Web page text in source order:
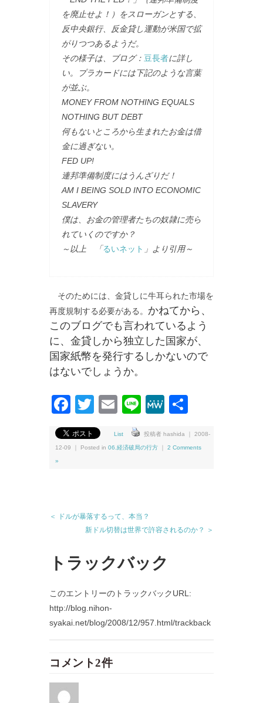
を廃止せよ！）をスローガンとする、
反中央銀行、反金貸し運動が米国で拡
がりつつあるようだ。
その様子は、ブログ： 豆長者に詳し
い。プラカードには下記のような言葉
が並ぶ。
MONEY FROM NOTHING EQUALS
NOTHING BUT DEBT
何もないところから生まれたお金は借
金に過ぎない。
FED UP!
連邦準備制度にはうんざりだ！
AM I BEING SOLD INTO ECONOMIC
SLAVERY
僕は、お金の管理者たちの奴隷に売ら
れていくのですか？
～以上 「るいネット 」より引用～
そのためには、金貸しに牛耳られた市場を
再度規制する必要がある。 かねてから、
このブログでも言われているよう
に、金貸しから独立した国家が、
国家紙幣を発行するしかないので
はないでしょうか。
Facebook
Twitter
EmailLineMeWe
List 投稿者 hashida ｜ 2008-
12-09 ｜ Posted in 06.経済破局の行方 2 Comments
»
＜ ドルが暴落するって、本当？
新ドル切替は世界で許容されるのか？ ＞
トラックバック
このエントリーのトラックバックURL:
http://blog.nihon-
syakai.net/blog/2008/12/957.html/trackback
コメント2件